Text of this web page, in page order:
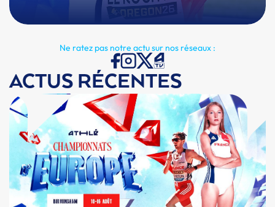
Ne ratez pas notre actu sur nos réseaux :
ACTUS RÉCENTES